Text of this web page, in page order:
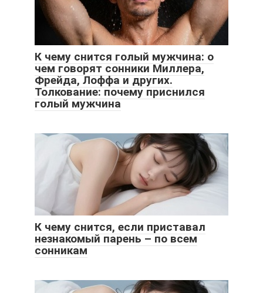
К чему снится голый мужчина: о
чем говорят сонники Миллера,
Фрейда, Лоффа и других.
Толкование: почему приснился
голый мужчина
К чему снится, если приставал
незнакомый парень – по всем
сонникам